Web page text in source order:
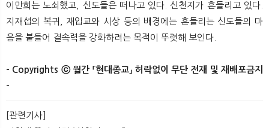
이만희는 노쇠했고, 신도들은 떠나고 있다. 신천지가 흔들리고 있다.
지재섭의 복귀, 재입교와 시상 등의 배경에는 흔들리는 신도들의 마
음을 붙들어 결속력을 강화하려는 목적이 뚜렷해 보인다.
- Copyrights ⓒ 월간 「현대종교」 허락없이 무단 전재 및 재배포금지
-
[관련기사]